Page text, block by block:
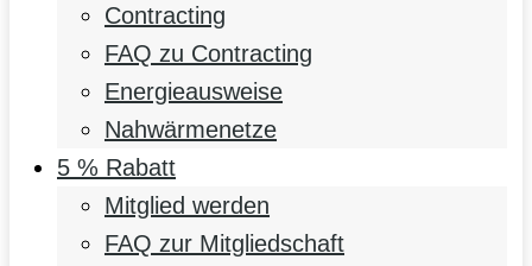
Contracting
FAQ zu Contracting
Energieausweise
Nahwärmenetze
5 % Rabatt
Mitglied werden
FAQ zur Mitgliedschaft